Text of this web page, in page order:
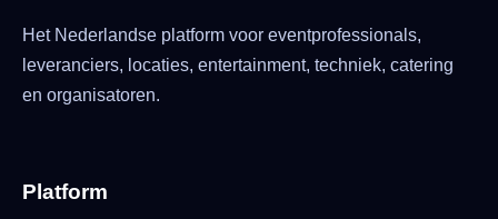
Het Nederlandse platform voor eventprofessionals,
leveranciers, locaties, entertainment, techniek, catering
en organisatoren.
Platform